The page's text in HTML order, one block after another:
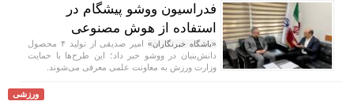
فدراسیون ووشو پیشگام در
استفاده از هوش مصنوعی
«باشگاه خبرنگاران»
امیر صدیقی از تولید ۴ محصول
دانش‌بنیان در ووشو خبر داد؛ این طرح‌ها با حمایت
وزارت ورزش به معاونت علمی معرفی می‌شوند.
ورزشی